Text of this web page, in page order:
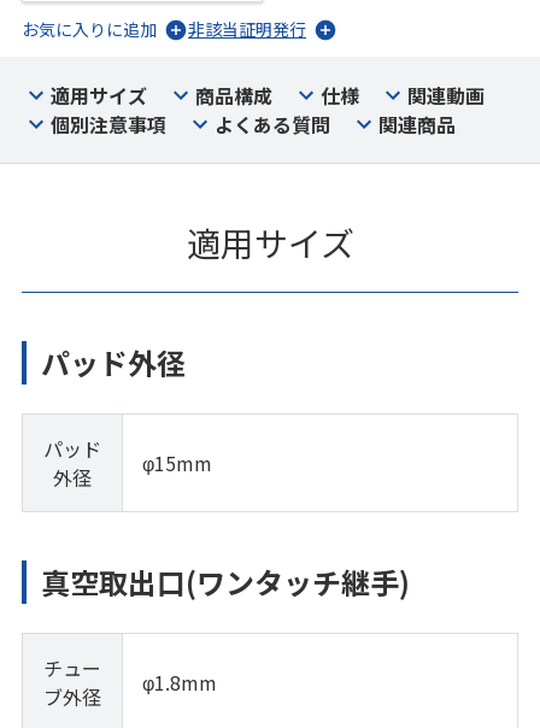
お気に入りに追加
非該当証明発行
適用サイズ 商品構成 仕様
関連動画
個別注意事項
よくある質問 関連商品
適用サイズ
パッド外径
パッド
外径
φ15mm
真空取出口(ワンタッチ継手)
チュー
ブ外径
φ1.8mm